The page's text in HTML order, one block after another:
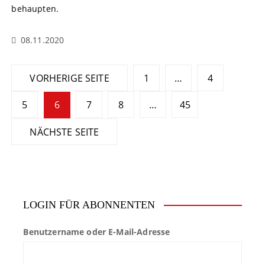
behaupten.
08.11.2020
VORHERIGE SEITE 1 … 4
5 6 7 8 … 45
NÄCHSTE SEITE
LOGIN FÜR ABONNENTEN
Benutzername oder E-Mail-Adresse